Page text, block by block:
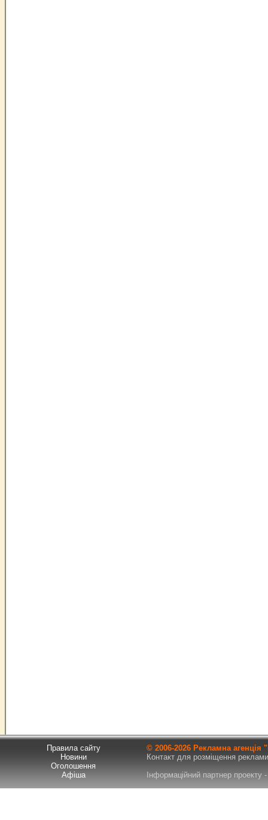
Правила сайту
Новини
Оголошення
Афіша
© 2006-2026 Рекламна
Контакт для розміщення
Інформаційний партнер проекту